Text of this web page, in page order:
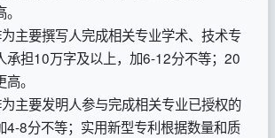
主要撰写人完成相关专业学术、技术专
承担10万字及以上，加6-12分不等；20
。
主要发明人参与完成相关专业已授权的
4-8分不等；实用新型专利根据数量和质